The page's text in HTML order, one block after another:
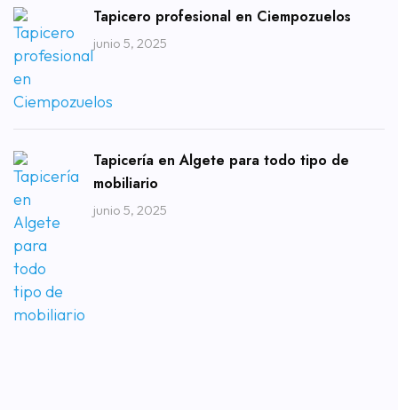
Tapicero profesional en Ciempozuelos
junio 5, 2025
Tapicería en Algete para todo tipo de
mobiliario
junio 5, 2025